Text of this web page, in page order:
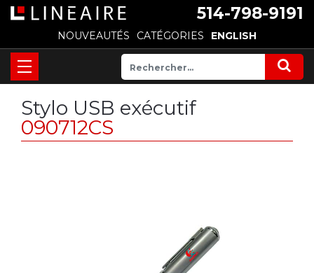
514-798-9191
NOUVEAUTÉS CATÉGORIES ENGLISH
Stylo USB exécutif
090712CS